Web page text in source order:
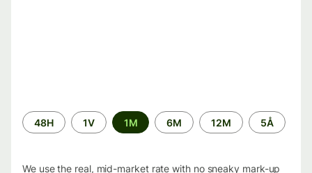
Time
period
48H 1V 1M 6M 12M 5Å
We use the real, mid-market rate with no sneaky mark-up